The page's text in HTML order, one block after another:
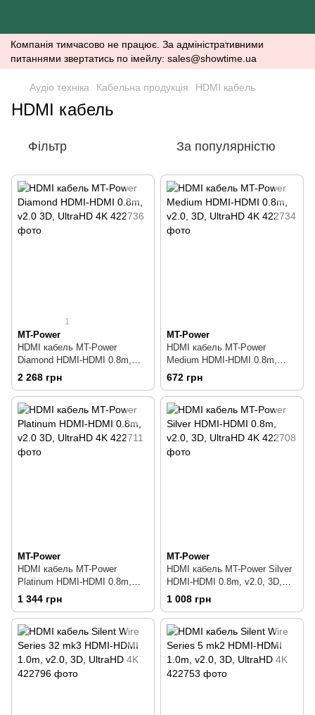
Компанія тимчасово не працює. За адміністративними
питаннями звертатись по імейлу: sales@showtime.ua
Аудіо техніка Кабельна продукція HDMI кабель
HDMI кабель
Фільтр За популярністю
1
MT-Power
HDMI кабель MT-Power
Diamond HDMI-HDMI 0.8m,
v2.0 3D, UltraHD 4K
2 268 грн
MT-Power
HDMI кабель MT-Power
Medium HDMI-HDMI 0.8m,
v2.0, 3D, UltraHD 4K
672 грн
MT-Power
HDMI кабель MT-Power
Platinum HDMI-HDMI 0.8m,
v2.0 3D, UltraHD 4K
1 344 грн
MT-Power
HDMI кабель MT-Power Silver
HDMI-HDMI 0.8m, v2.0, 3D,
UltraHD 4K
1 008 грн